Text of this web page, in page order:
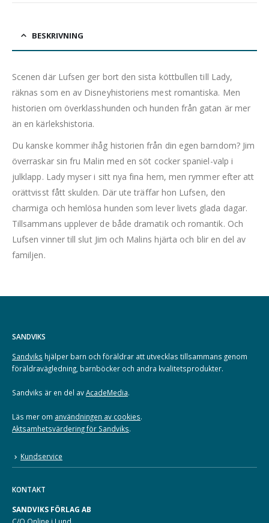
BESKRIVNING
Scenen där Lufsen ger bort den sista köttbullen till Lady,
räknas som en av Disneyhistoriens mest romantiska. Men
historien om överklasshunden och hunden från gatan är mer
än en kärlekshistoria.
Du kanske kommer ihåg historien från din egen barndom? Jim
överraskar sin fru Malin med en söt cocker spaniel-valp i
julklapp. Lady myser i sitt nya fina hem, men rymmer efter att
orättvisst fått skulden. Där ute träffar hon Lufsen, den
charmiga och hemlösa hunden som lever livets glada dagar.
Tillsammans upplever de både dramatik och romantik. Och
Lufsen vinner till slut Jim och Malins hjärta och blir en del av
familjen.
SANDVIKS
Sandviks hjälper barn och föräldrar att utvecklas tillsammans genom
föräldravägledning, barnböcker och andra kvalitetsprodukter.
Sandviks är en del avAcadeMedia.
Läs mer om användningen av cookies.
Aktsamhetsvärdering för Sandviks.
Kundservice
KONTAKT
SANDVIKS FÖRLAG AB
C/O Online i Lund